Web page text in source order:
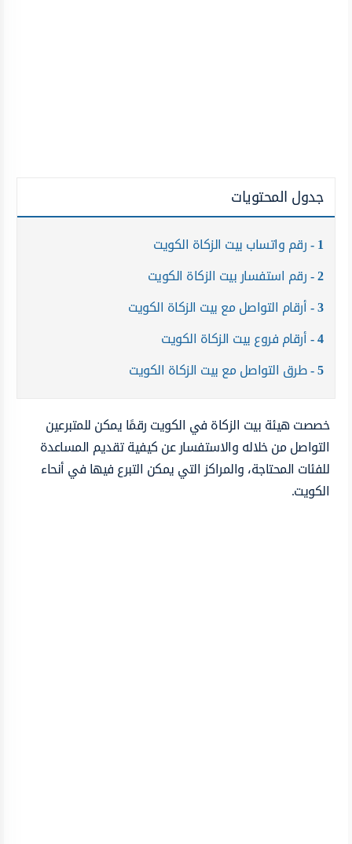
جدول المحتويات
1 رقم واتساب بيت الزكاة الكويت
2 رقم استفسار بيت الزكاة الكويت
3 أرقام التواصل مع بيت الزكاة الكويت
4 أرقام فروع بيت الزكاة الكويت
5 طرق التواصل مع بيت الزكاة الكويت
خصصت هيئة بيت الزكاة في الكويت رقمًا يمكن للمتبرعين
التواصل من خلاله والاستفسار عن كيفية تقديم المساعدة
للفئات المحتاجة، والمراكز التي يمكن التبرع فيها في أنحاء
الكويت.